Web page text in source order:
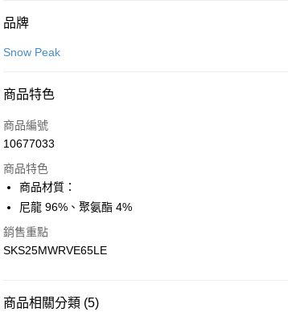
付款方式
信用卡一次付款
悠遊付
運送方式
每筆NT$100，滿NT$1,500(含以上)免運費
每筆NT$100，滿NT$1,500(含以上)免運費
品牌
Snow Peak
商品特色
商品編號
10677033
商品特色
商品材質：
尼龍 96%、聚氨酯 4%
銷售重點
SKS25MWRVE65LE
商品相關分類 (5)